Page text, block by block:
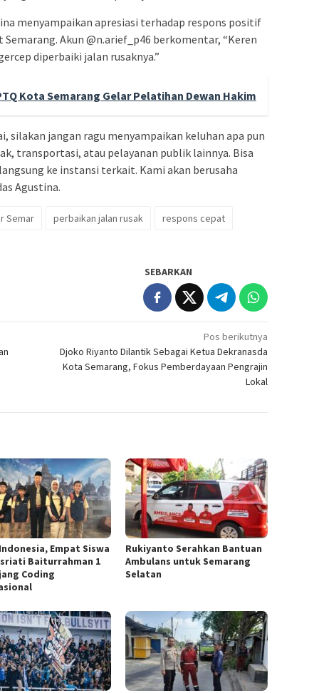
menyampaikan apresiasi terhadap respons positif
Akun @n.arief_p46 berkomentar, “Keren
diperbaiki jalan rusaknya.”
Kota Semarang Gelar Pelatihan Dewan Hakim
silakan jangan ragu menyampaikan keluhan apa pun
transportasi, atau pelayanan publik lainnya. Bisa
ke instansi terkait. Kami akan berusaha
Agustina.
Semar perbaikan jalan rusak
respons cepat
SEBARKAN
Pos berikutnya
Djoko Riyanto Dilantik Sebagai Ketua Dekranasda
Kota Semarang, Fokus Pemberdayaan Pengrajin
Lokal
Empat Siswa
Baiturrahman 1
Coding
Rukiyanto Serahkan Bantuan
Ambulans untuk Semarang
Selatan